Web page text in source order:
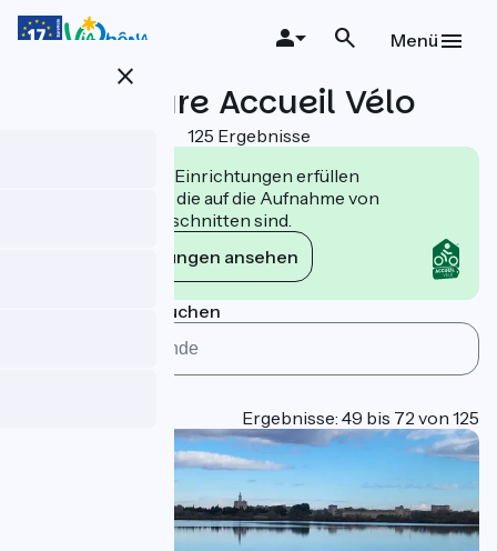
Direkt
zum
close
Menü
Leasure Accueil Vélo
125 Ergebnisse
Die Accueil Vélo Einrichtungen erfüllen
Verpflichtungen, die auf die Aufnahme von
Radfahrern zugeschnitten sind.
Die Verpflichtungen ansehen
Nach Gemeinde suchen
Ergebnisse: 49 bis 72 von 125